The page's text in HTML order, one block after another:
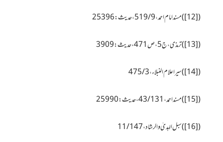
(
[12])مسند امام احمد،9 / 519 ، حدیث :25396
(
[13])ترمذی،ج5، ص471، حدیث: 3909
(
[14])سير اعلام النبلاء،3 /475
(
[15])مسند احمد،43/131،حدیث:25990
(
[16])سبل الہدیٰ والرشاد،11/147